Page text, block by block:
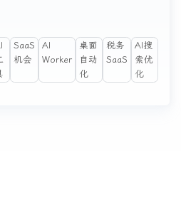
SaaS
机会
AI
Worker
桌面
自动
化
税务
SaaS
AI搜
索优
化